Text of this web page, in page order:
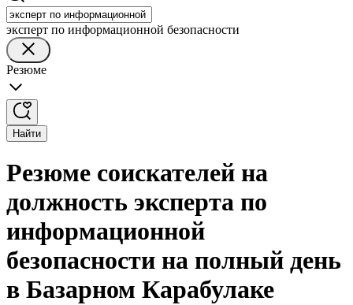
эксперт по информационной безопасности
Резюме
Найти
Резюме соискателей на
должность эксперта по
информационной
безопасности на полный день
в Базарном Карабулаке